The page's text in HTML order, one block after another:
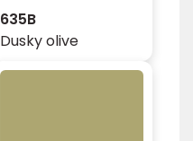
635B
Dusky olive